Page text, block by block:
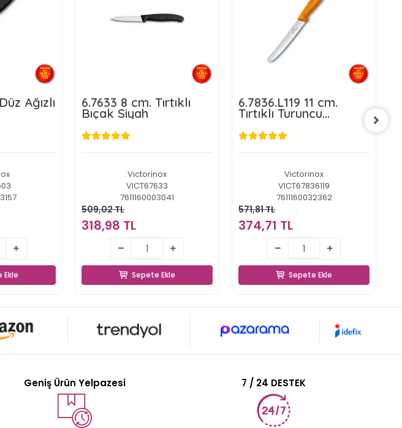
Ağızlı
Ekle
6.7633 8 cm. Tırtıklı
Bıçak Siyah
Victorinox
VICT67633
7611160003041
509,02 TL
318,98 TL
318,98 TL
Sepete Ekle
Sepete Ekle
6.7836.L119 11 cm.
Tırtıklı Turuncu
Victorinox
VICT67836119
7611160032362
571,81 TL
374,71 TL
374,71 TL
Sepete Ekle
Sepete Ekle
Geniş Ürün Yelpazesi 7 / 24 DESTEK